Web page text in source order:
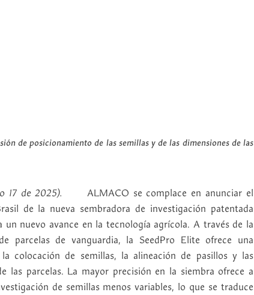
de posicionamiento de las semillas y de las dimensiones de las
17 de 2025). ALMACO se complace en anunciar el
de la nueva sembradora de investigación patentada
un nuevo avance en la tecnología agrícola. A través de la
parcelas de vanguardia, la SeedPro Elite ofrece una
colocación de semillas, la alineación de pasillos y las
las parcelas. La mayor precisión en la siembra ofrece a
de semillas menos variables, lo que se traduce